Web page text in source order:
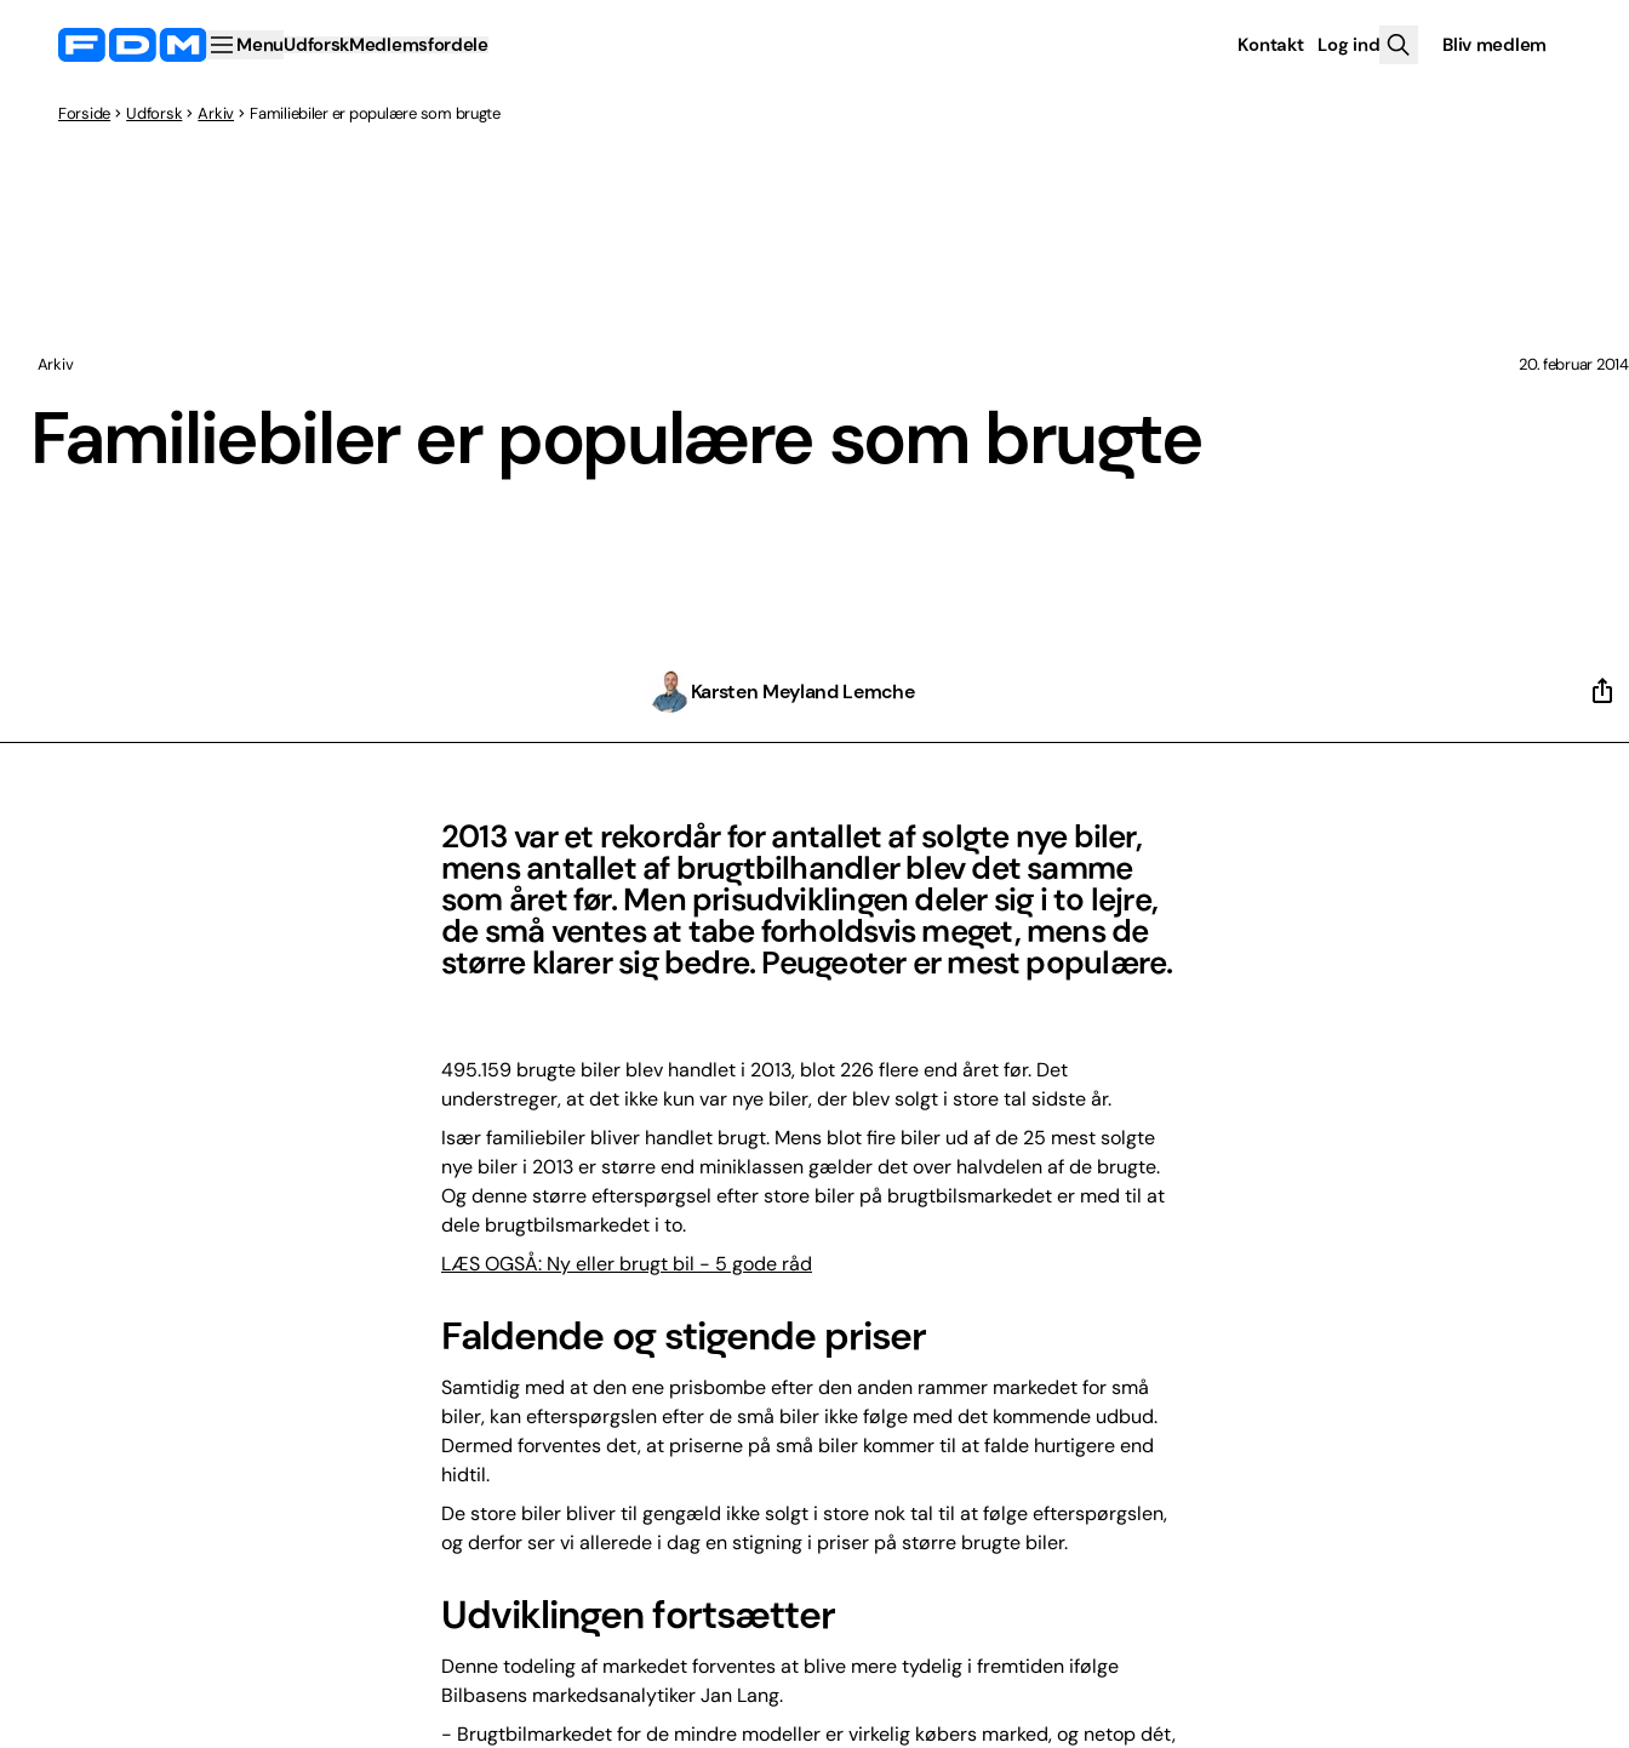
MenuUdforskMedlemsfordele Kontakt Log ind Bliv medlem
Forside Udforsk Arkiv Familiebiler er populære som brugte
Familiebiler er populære som brugte
Arkiv 20. februar 2014
Karsten Meyland Lemche
2013 var et rekordår for antallet af solgte nye biler,
mens antallet af brugtbilhandler blev det samme
som året før. Men prisudviklingen deler sig i to lejre,
de små ventes at tabe forholdsvis meget, mens de
større klarer sig bedre. Peugeoter er mest populære.
495.159 brugte biler blev handlet i 2013, blot 226 flere end året før. Det
understreger, at det ikke kun var nye biler, der blev solgt i store tal sidste år.
Især familiebiler bliver handlet brugt. Mens blot fire biler ud af de 25 mest solgte
nye biler i 2013 er større end miniklassen gælder det over halvdelen af de brugte.
Og denne større efterspørgsel efter store biler på brugtbilsmarkedet er med til at
dele brugtbilsmarkedet i to.
LÆS OGSÅ: Ny eller brugt bil - 5 gode råd
Faldende og stigende priser
Samtidig med at den ene prisbombe efter den anden rammer markedet for små
biler, kan efterspørgslen efter de små biler ikke følge med det kommende udbud.
Dermed forventes det, at priserne på små biler kommer til at falde hurtigere end
hidtil.
De store biler bliver til gengæld ikke solgt i store nok tal til at følge efterspørgslen,
og derfor ser vi allerede i dag en stigning i priser på større brugte biler.
Udviklingen fortsætter
Denne todeling af markedet forventes at blive mere tydelig i fremtiden ifølge
Bilbasens markedsanalytiker Jan Lang.
- Brugtbilmarkedet for de mindre modeller er virkelig købers marked, og netop dét,